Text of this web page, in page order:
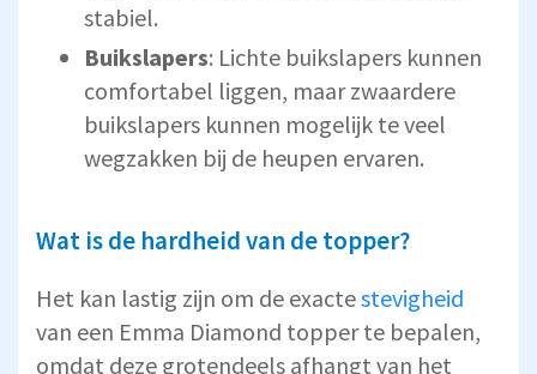
stabiel.
Buikslapers: Lichte buikslapers kunnen
comfortabel liggen, maar zwaardere
buikslapers kunnen mogelijk te veel
wegzakken bij de heupen ervaren.
Wat is de hardheid van de topper?
Het kan lastig zijn om de exactestevigheid
van een Emma Diamond topper te bepalen,
omdat deze grotendeels afhangt van het